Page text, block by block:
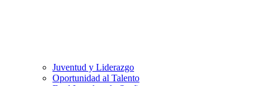
Juventud y Liderazgo
Oportunidad al Talento